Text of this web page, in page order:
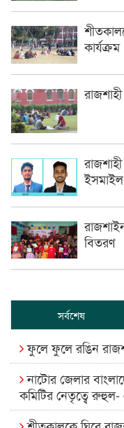
কার্যক্রম
বিতরণ
সর্বশেষ
ফুলে ফুলে রঙিন
নাটোর জেলার
কমিটির নেতৃত্বে